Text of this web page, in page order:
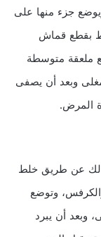
جزء منها على
بقطع قماش
ملعقة متوسطة
وبعد أن يصفى
وذلك عن طريق خلط
وتوضع
وبعد أن يبرد